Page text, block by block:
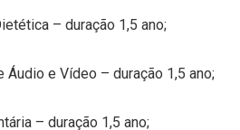
– duração 1,5 ano;
Áudio e Vídeo – duração 1,5 ano;
– duração 1,5 ano;